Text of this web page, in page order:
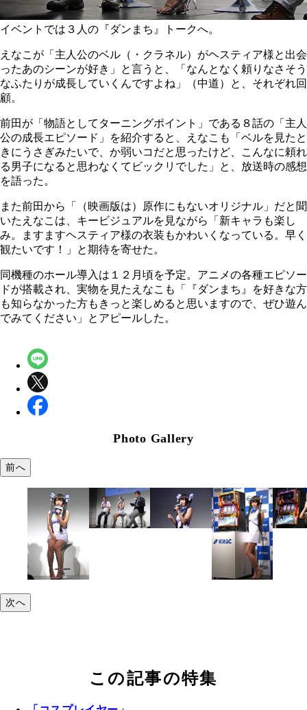
イベントでは３人の『ダンまち』トークへ。
えなこが「主人公のベル（・クラネル）がヘスティア様と出会
ったあのシーンが好き」と言うと、「なんとなく頼りなさそう
なふたりが成長していくんですよね」（中道）と、それぞれ回
顧。
前田が「物語としてターニングポイント」である８話の「主人
公の成長エピソード」を紹介すると、えなこも「ベルを見たと
きにうさぎみたいで、か弱いコだと思ったけど、こんなに頼れ
る男子になると思わなくてビックリでした」と、放送時の感想
を語った。
また前田から「（映画版は）原作にもないオリジナル」だと聞
いたえなこは、キービジュアルを見ながら「新キャラも楽し
み。ますますヘスティア様の衣装もかわいくなっている。早く
観たいです！」と期待を寄せた。
同機種のホール導入は１２月頃を予定。アニメの各種エピソー
ドが搭載され、実物を見たえなこも「『ダンまち』を好きな方
も知らなかった方もきっと楽しめると思いますので、ぜひ遊ん
でみてください」とアピールした。
Photo Gallery
前へ
次へ
この記事の特集